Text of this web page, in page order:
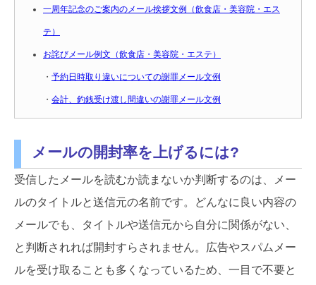
一周年記念のご案内のメール挨拶文例（飲食店・美容院・エス
テ）
お詫びメール例文（飲食店・美容院・エステ）
・ 予約日時取り違いについての謝罪メール文例
・ 会計、釣銭受け渡し間違いの謝罪メール文例
メールの開封率を上げるには?
受信したメールを読むか読まないか判断するのは、メー
ルのタイトルと送信元の名前です。どんなに良い内容の
メールでも、タイトルや送信元から自分に関係がない、
と判断されれば開封すらされません。広告やスパムメー
ルを受け取ることも多くなっているため、一目で不要と